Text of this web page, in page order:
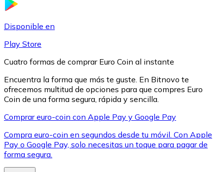
XRP
XRP
Disponible en
Play Store
Cuatro formas de comprar Euro Coin al instante
Encuentra la forma que más te guste. En Bitnovo te
ofrecemos multitud de opciones para que compres Euro
Coin de una forma segura, rápida y sencilla.
Comprar euro-coin con Apple Pay y Google Pay
Compra euro-coin en segundos desde tu móvil. Con Apple
Pay o Google Pay, solo necesitas un toque para pagar de
forma segura.